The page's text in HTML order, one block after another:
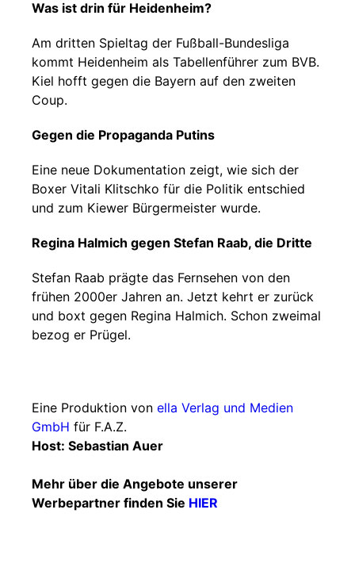
Was ist drin für Heidenheim?
Am dritten Spieltag der Fußball-Bundesliga
kommt Heidenheim als Tabellenführer zum BVB.
Kiel hofft gegen die Bayern auf den zweiten
Coup.
Gegen die Propaganda Putins
Eine neue Dokumentation zeigt, wie sich der
Boxer Vitali Klitschko für die Politik entschied
und zum Kiewer Bürgermeister wurde.
Regina Halmich gegen Stefan Raab, die Dritte
Stefan Raab prägte das Fernsehen von den
frühen 2000er Jahren an. Jetzt kehrt er zurück
und boxt gegen Regina Halmich. Schon zweimal
bezog er Prügel.
Eine Produktion von ella Verlag und Medien
GmbH für F.A.Z.
Host: Sebastian Auer
Mehr über die Angebote unserer
Werbepartner finden Sie HIER